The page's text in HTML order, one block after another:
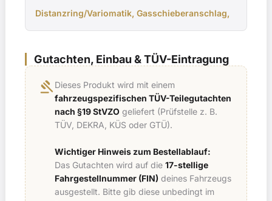
Distanzring/Variomatik, Gasschieberanschlag,
Gutachten, Einbau & TÜV-Eintragung
gavel Dieses Produkt wird mit einem
fahrzeugspezifischen TÜV-Teilegutachten
nach §19 StVZO geliefert (Prüfstelle z. B.
TÜV, DEKRA, KÜS oder GTÜ).
Wichtiger Hinweis zum Bestellablauf:
Das Gutachten wird auf die 17-stellige
Fahrgestellnummer (FIN) deines Fahrzeugs
ausgestellt. Bitte gib diese unbedingt im